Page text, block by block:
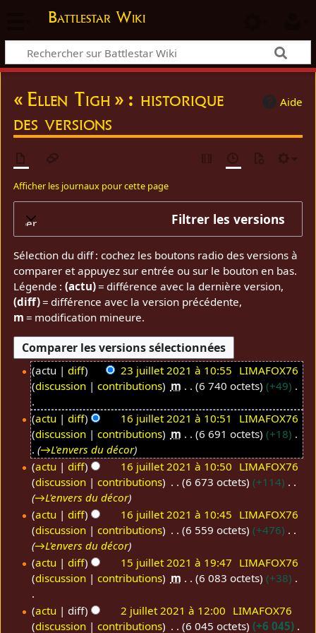
Battlestar Wiki
Aide
« Ellen Tigh » : historique
des versions
Afficher les journaux pour cette page
Filtrer les versions
Sélection du diff : cochez les boutons radio des versions à
comparer et appuyez sur entrée ou sur le bouton en bas.
Légende :(actu)= différence avec la dernière version,
(diff)= différence avec la version précédente,
m = modification mineure.
actu diff 23 juillet 2021 à 10:55 LIMAFOX76
discussion
contributions m 6 740 octets +49
A
u
c
u
n
r
é
s
u
m
é
d
s
actu diff 16 juillet 2021 à 10:51
LIMAFOX76
discussion
contributions m 6 691 octets
+18
→L'envers du décor
actu
diff 16 juillet 2021 à 10:50 LIMAFOX76
discussion
contributions 6 673 octets
+114
→L'envers du décor
actu
diff 16 juillet 2021 à 10:45 LIMAFOX76
discussion
contributions 6 559 octets
+476
→L'envers du décor
actu diff 15 juillet 2021 à 19:47 LIMAFOX76
discussion
contributions m 6 083 octets +38
A
u
actu diff 2 juillet 2021 à 12:00 LIMAFOX76
discussion
contributions 6 045 octets +6 045